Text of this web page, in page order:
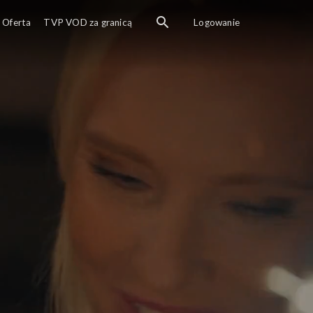
Oferta TVP VOD za granicą Logowanie